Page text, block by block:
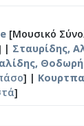
[Μουσικό
| Σταυρίδης,
] |
]